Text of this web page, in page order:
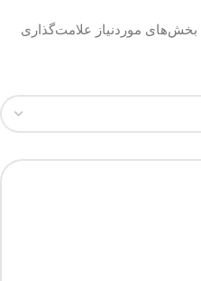
بخش‌های موردنیاز علامت‌گذاری